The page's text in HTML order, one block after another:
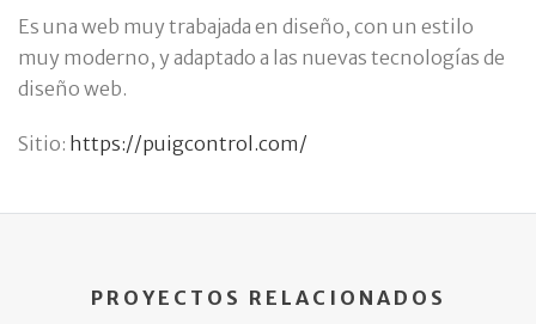
Es una web muy trabajada en diseño, con un estilo
muy moderno, y adaptado a las nuevas tecnologías de
diseño web.
Sitio: https://puigcontrol.com/
PROYECTOS RELACIONADOS